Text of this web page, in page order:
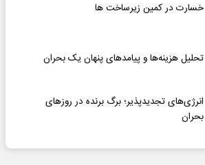
خسارت در کمین زیرساخت ها
تحلیل هزینه‌ها و پیامدهای پنهان یک بحران
انرژی‌های تجدیدپذیر؛ برگ برنده در روزهای
بحران